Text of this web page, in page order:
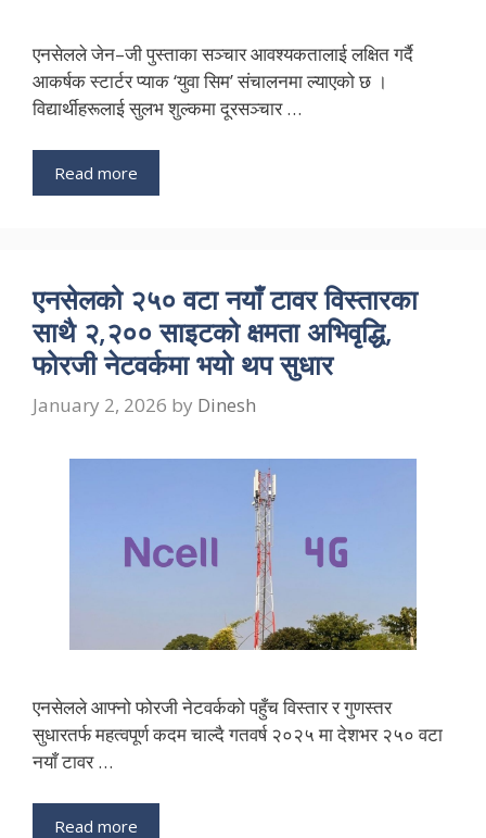
एनसेलले जेन–जी पुस्ताका सञ्चार आवश्यकतालाई लक्षित गर्दै
आकर्षक स्टार्टर प्याक ‘युवा सिम’ संचालनमा ल्याएको छ ।
विद्यार्थीहरूलाई सुलभ शुल्कमा दूरसञ्चार …
Read more
एनसेलको २५० वटा नयाँ टावर विस्तारका
साथै २,२०० साइटको क्षमता अभिवृद्धि,
फोरजी नेटवर्कमा भयो थप सुधार
January 2, 2026 by Dinesh
एनसेलले आफ्नो फोरजी नेटवर्कको पहुँच विस्तार र गुणस्तर
सुधारतर्फ महत्वपूर्ण कदम चाल्दै गतवर्ष २०२५ मा देशभर २५० वटा
नयाँ टावर …
Read more